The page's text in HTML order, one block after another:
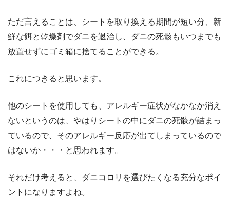
ただ言えることは、シートを取り換える期間が短い分、新
鮮な餌と乾燥剤でダニを退治し、ダニの死骸もいつまでも
放置せずにゴミ箱に捨てることができる。
これにつきると思います。
他のシートを使用しても、アレルギー症状がなかなか消え
ないというのは、やはりシートの中にダニの死骸が詰まっ
ているので、そのアレルギー反応が出てしまっているので
はないか・・・と思われます。
それだけ考えると、ダニコロリを選びたくなる充分なポイ
ントになりますよね。